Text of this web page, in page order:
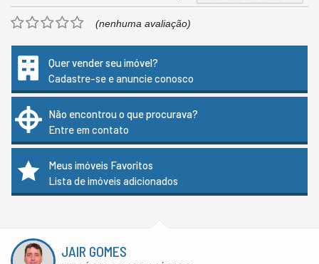
(nenhuma avaliação)
Quer vender seu imóvel?
Cadastre-se e anuncie conosco
Não encontrou o que procurava?
Entre em contato
Meus imóveis Favoritos
Lista de imóveis adicionados
JAIR GOMES